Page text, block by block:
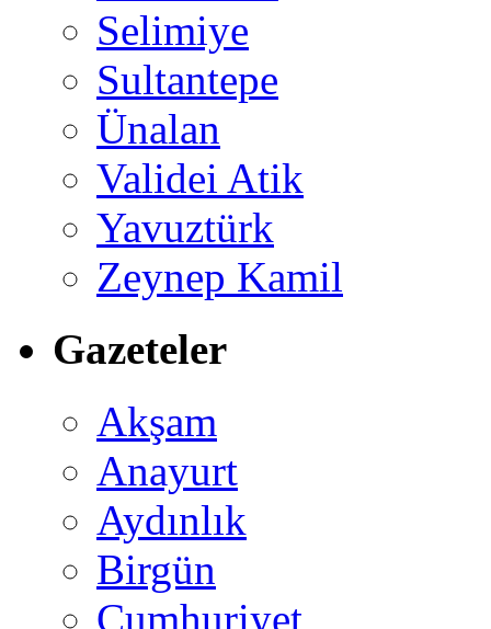
Selimiye
Sultantepe
Ünalan
Validei Atik
Yavuztürk
Zeynep Kamil
Gazeteler
Akşam
Anayurt
Aydınlık
Birgün
Cumhuriyet